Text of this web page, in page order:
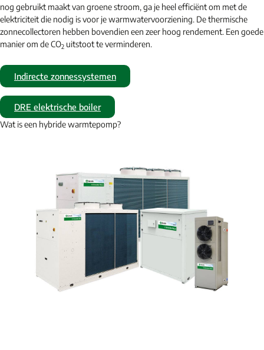
nog gebruikt maakt van groene stroom, ga je heel efficiënt om met de
elektriciteit die nodig is voor je warmwatervoorziening. De thermische
zonnecollectoren hebben bovendien een zeer hoog rendement. Een goede
manier om de CO2 uitstoot te verminderen.
Indirecte zonnessystemen
DRE elektrische boiler
Wat is een hybride warmtepomp?